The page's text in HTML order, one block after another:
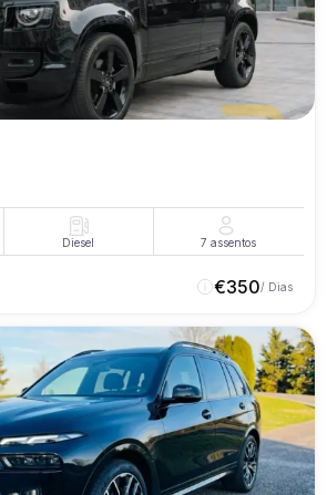
Diesel 7 assentos
€350/ Dias